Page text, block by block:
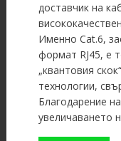
доставчик на
Именно Cat.6,
формат RJ45, е
„квантовия
технологии,
Благодарение
увеличаването